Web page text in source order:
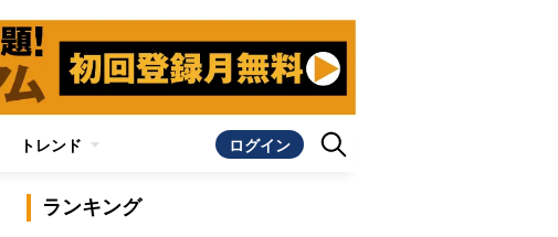
トレンド ログイン
ランキング